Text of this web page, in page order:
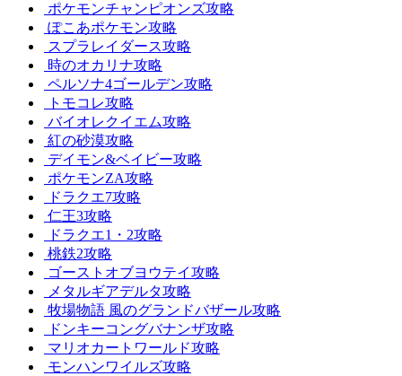
ポケモンチャンピオンズ攻略
ぽこあポケモン攻略
スプラレイダース攻略
時のオカリナ攻略
ペルソナ4ゴールデン攻略
トモコレ攻略
バイオレクイエム攻略
紅の砂漠攻略
デイモン&ベイビー攻略
ポケモンZA攻略
ドラクエ7攻略
仁王3攻略
ドラクエ1・2攻略
桃鉄2攻略
ゴーストオブヨウテイ攻略
メタルギアデルタ攻略
牧場物語 風のグランドバザール攻略
ドンキーコングバナンザ攻略
マリオカートワールド攻略
モンハンワイルズ攻略